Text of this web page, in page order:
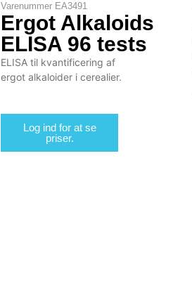
Varenummer EA3491
Ergot Alkaloids
ELISA 96 tests
ELISA til kvantificering af
ergot alkaloider i cerealier.
Log ind for at se
priser.